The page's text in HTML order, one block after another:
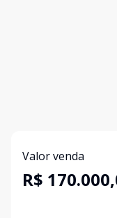
Valor venda
R$